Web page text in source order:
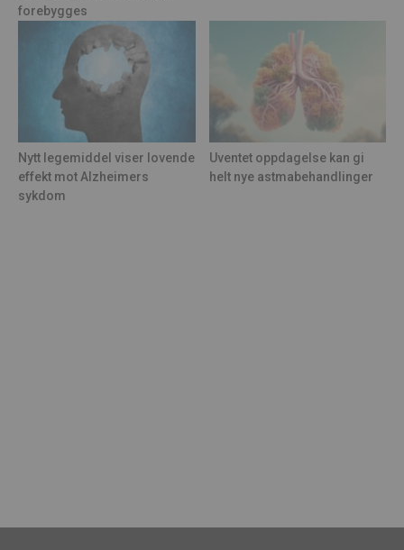
forebygges
Nytt legemiddel viser lovende
effekt mot Alzheimers
sykdom
Uventet oppdagelse kan gi
helt nye astmabehandlinger